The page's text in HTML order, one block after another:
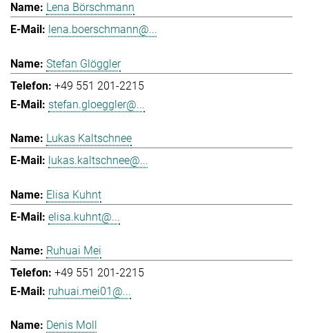
Lena Börschmann
lena.boerschmann@...
Stefan Glöggler
+49 551 201-2215
stefan.gloeggler@...
Lukas Kaltschnee
lukas.kaltschnee@...
Elisa Kuhnt
elisa.kuhnt@...
Ruhuai Mei
+49 551 201-2215
ruhuai.mei01@...
Denis Moll